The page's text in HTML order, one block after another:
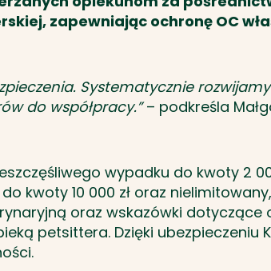
zapewniając ochronę OC
Systematycznie
do współpracy.”– podkreśla
wypadku do kwoty 2
kwoty 10 000 zł oraz
oraz wskazówki dotyczące
petsittera. Dzięki ubezpieczeniu